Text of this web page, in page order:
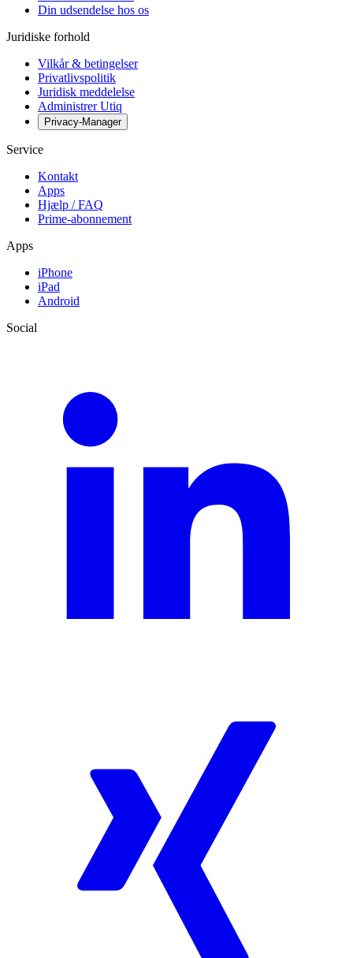
Din udsendelse hos os
Juridiske forhold
Vilkår & betingelser
Privatlivspolitik
Juridisk meddelelse
Administrer Utiq
Privacy-Manager
Service
Kontakt
Apps
Hjælp / FAQ
Prime-abonnement
Apps
iPhone
iPad
Android
Social